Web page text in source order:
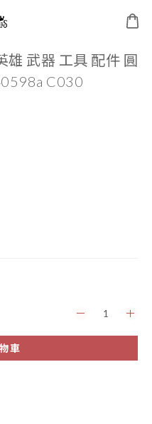
雄 武器 工具 配件 圓
C030
車